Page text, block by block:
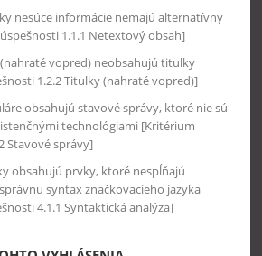
nesúce informácie nemajú alternatívny
1.1.1 Netextový obsah]
vopred) neobsahujú titulky
1.2.2 Titulky (nahraté vopred)]
obsahujú stavové správy, ktoré nie sú
technológiami [Kritérium
Stavové správy]
obsahujú prvky, ktoré nespĺňajú
syntax značkovacieho jazyka
4.1.1 Syntaktická analýza]